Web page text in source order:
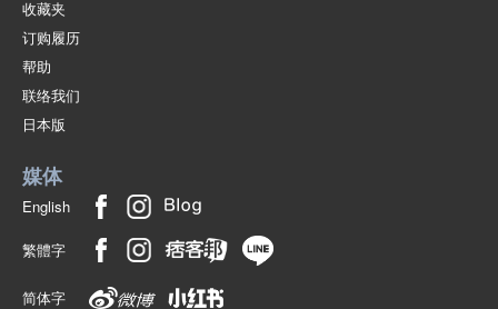
收藏夹
订购履历
帮助
联络我们
日本版
媒体
English
繁體字
简体字